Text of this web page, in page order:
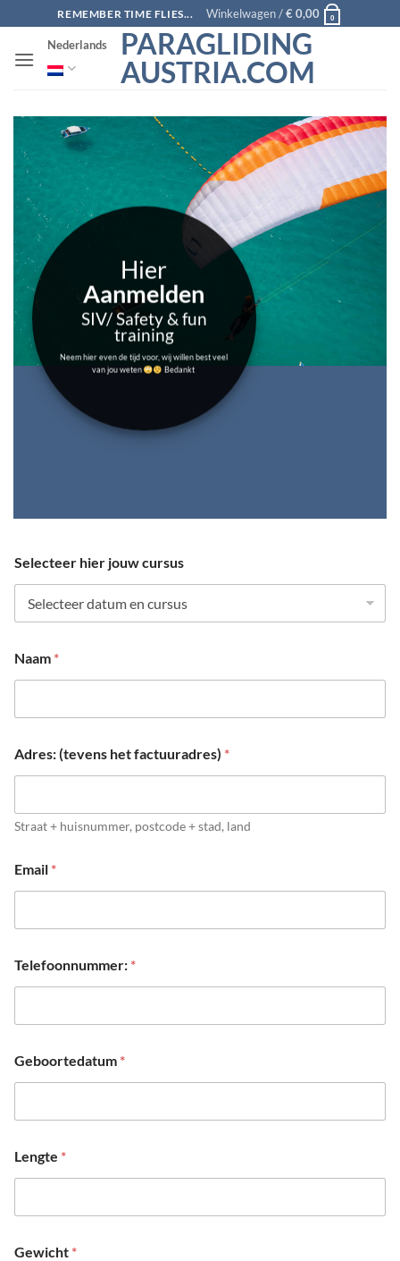
naar
inhoud
REMEMBER TIME FLIES... Winkelwagen /€0,00 0
PARAGLIDING
AUSTRIA.COM
Nederlands
Hier
Aanmelden
SIV/ Safety & fun
training
Neem hier even de tijd voor, wij willen best veel
van jou weten
Bedankt
Selecteer hier jouw cursus
Naam *
Adres: (tevens het factuuradres) *
Straat + huisnummer, postcode + stad, land
Email *
Telefoonnummer: *
Geboortedatum *
Lengte *
Gewicht *